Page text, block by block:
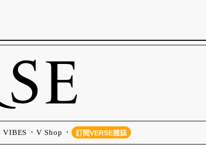
VIBES V Shop 訂閱VERSE雜誌